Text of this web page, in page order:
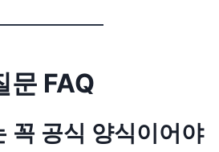
문 FAQ
꼭 공식 양식이어야